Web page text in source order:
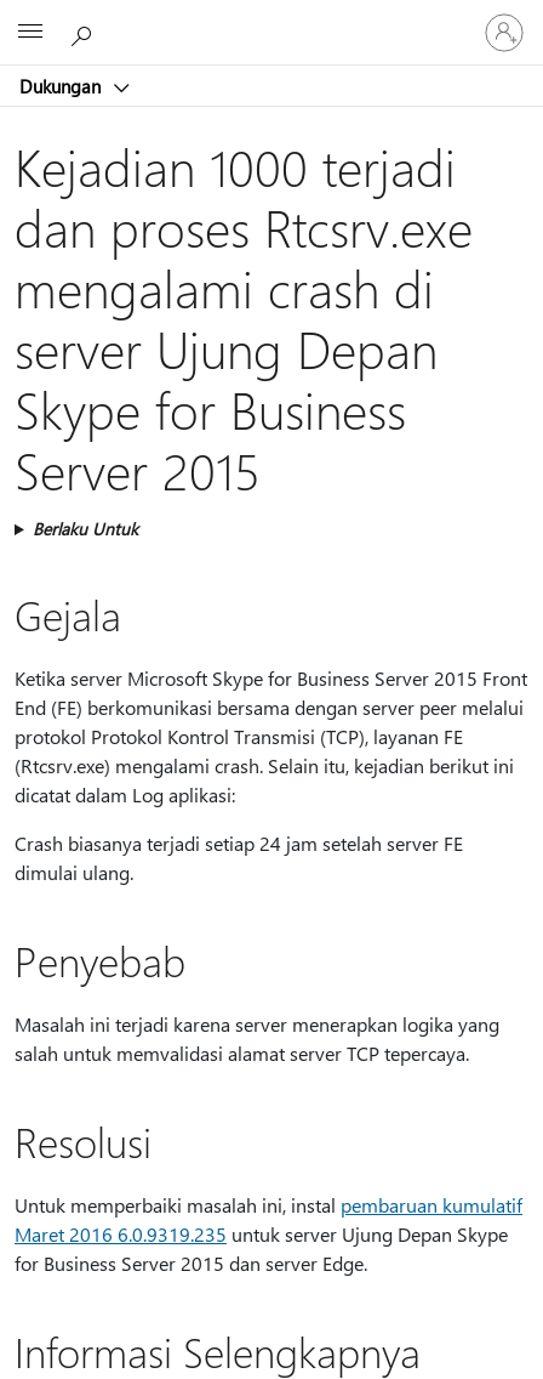
Dukungan
Masuk
ke
akun
Kejadian 1000 terjadi
dan proses Rtcsrv.exe
mengalami crash di
server Ujung Depan
Skype for Business
Server 2015
Berlaku Untuk
Gejala
Ketika server Microsoft Skype for Business Server 2015 Front
End (FE) berkomunikasi bersama dengan server peer melalui
protokol Protokol Kontrol Transmisi (TCP), layanan FE
(Rtcsrv.exe) mengalami crash. Selain itu, kejadian berikut ini
dicatat dalam Log aplikasi:
Crash biasanya terjadi setiap 24 jam setelah server FE
dimulai ulang.
Penyebab
Masalah ini terjadi karena server menerapkan logika yang
salah untuk memvalidasi alamat server TCP tepercaya.
Resolusi
Untuk memperbaiki masalah ini, instal pembaruan kumulatif
Maret 2016 6.0.9319.235 untuk server Ujung Depan Skype
for Business Server 2015 dan server Edge.
Informasi Selengkapnya